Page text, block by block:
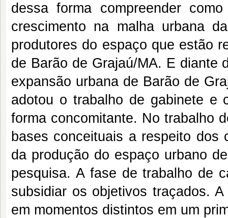
dessa forma compreender
crescimento na malha urbana
produtores do espaço que estão
de Barão de Grajaú/MA. E diante
expansão urbana de Barão de
adotou o trabalho de gabinete e
forma concomitante. No trabalho
bases conceituais a respeito dos
da produção do espaço urbano
pesquisa. A fase de trabalho de
subsidiar os objetivos traçados.
em momentos distintos em um